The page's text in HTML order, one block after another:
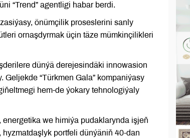
“Trend” agentligi habar berdi.
önümçilik proseslerini sanly
ornaşdyrmak üçin täze mümkinçilikleri
dünýä derejesindäki innowasion
“Türkmen Gala” kompaniýasy
hem-de ýokary tehnologiýaly
we himiýa pudaklarynda işjeň
portfeli dünýäniň 40-dan